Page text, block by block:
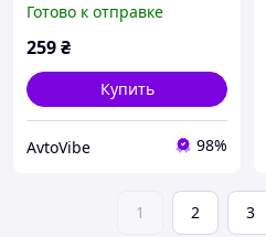
2018 щетка 350 мм
Denckermann
Готово к отправке
259₴
Купить
AvtoVibe 98%
1 2 3